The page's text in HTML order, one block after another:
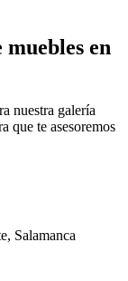
en
nuestra galería
que te asesoremos
Salamanca